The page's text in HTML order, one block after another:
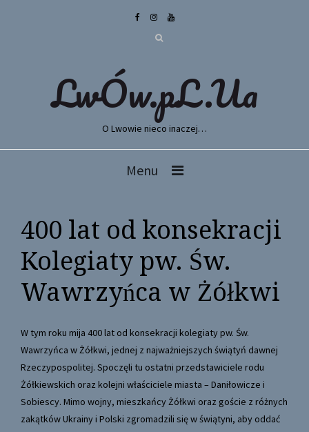
LwÓw.pL.Ua
O Lwowie nieco inaczej…
Menu
400 lat od konsekracji
Kolegiaty pw. Św.
Wawrzyńca w Żółkwi
W tym roku mija 400 lat od konsekracji kolegiaty pw. Św.
Wawrzyńca w Żółkwi, jednej z najważniejszych świątyń dawnej
Rzeczypospolitej. Spoczęli tu ostatni przedstawiciele rodu
Żółkiewskich oraz kolejni właściciele miasta – Daniłowicze i
Sobiescy. Mimo wojny, mieszkańcy Żółkwi oraz goście z różnych
zakątków Ukrainy i Polski zgromadzili się w świątyni, aby oddać